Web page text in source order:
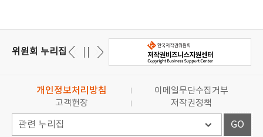
위원회 누리집
개인정보처리방침
이메일무단수집거부
고객헌장
저작권정책
GO